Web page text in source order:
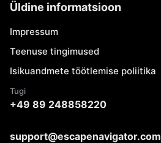
Üldine informatsioon
Impressum
Teenuse tingimused
Isikuandmete töötlemise poliitika
Tugi
+49 89 248858220
support@escapenavigator.com